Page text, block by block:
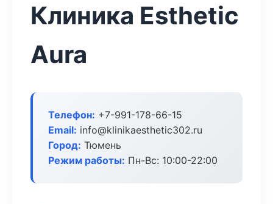
Клиника Esthetic
Aura
Телефон: +7-991-178-66-15
Email: info@klinikaesthetic302.ru
Город: Тюмень
Режим работы: Пн-Вс: 10:00-22:00